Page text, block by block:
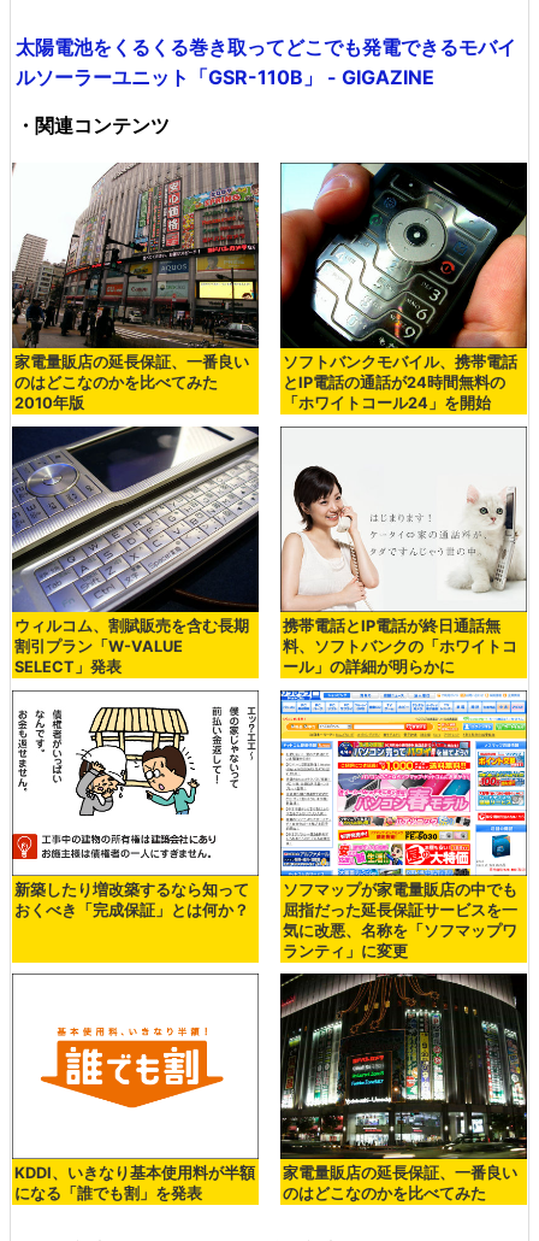
太陽電池をくるくる巻き取ってどこでも発電できるモバイ
ルソーラーユニット「GSR-110B」 - GIGAZINE
・関連コンテンツ
家電量販店の延長保証、一番良い
のはどこなのかを比べてみた
2010年版
ソフトバンクモバイル、携帯電話
とIP電話の通話が24時間無料の
「ホワイトコール24」を開始
ウィルコム、割賦販売を含む長期
割引プラン「W-VALUE
SELECT」発表
携帯電話とIP電話が終日通話無
料、ソフトバンクの「ホワイトコ
ール」の詳細が明らかに
新築したり増改築するなら知って
おくべき「完成保証」とは何か？
ソフマップが家電量販店の中でも
屈指だった延長保証サービスを一
気に改悪、名称を「ソフマップワ
ランティ」に変更
KDDI、いきなり基本使用料が半額
になる「誰でも割」を発表
家電量販店の延長保証、一番良い
のはどこなのかを比べてみた